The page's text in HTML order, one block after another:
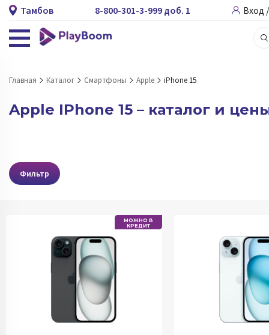
Тамбов 8-800-301-3-999 доб. 1 Вход
Главная Каталог Смартфоны Apple iPhone 15
Apple IPhone 15 – каталог и
Фильтр
МОЖНО В
КРЕДИТ